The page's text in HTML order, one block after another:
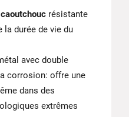
résistante
la durée de vie du
avec double
corrosion: offre une
dans des
extrêmes